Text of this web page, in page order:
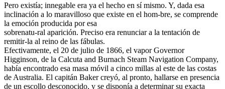
Pero existía; innegable era ya el hecho en sí mismo. Y, dada esa
inclinación a lo maravilloso que existe en el hom-bre, se comprende
la emoción producida por esa
sobrenatu-ral aparición. Preciso era renunciar a la tentación de
remitir-la al reino de las fábulas.
Efectivamente, el 20 de julio de 1866, el vapor Governor
Higginson, de la Calcuta and Burnach Steam Navigation Company,
había encontrado esa masa móvil a cinco millas al este de las costas
de Australia. El capitán Baker creyó, al pronto, hallarse en presencia
de un escollo desconocido, y se disponía a determinar su exacta